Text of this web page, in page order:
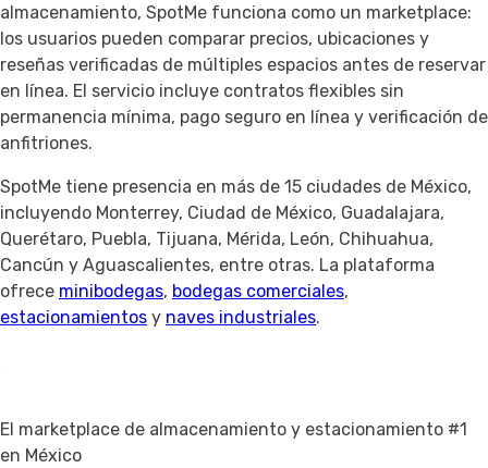
almacenamiento, SpotMe funciona como un marketplace:
los usuarios pueden comparar precios, ubicaciones y
reseñas verificadas de múltiples espacios antes de reservar
en línea. El servicio incluye contratos flexibles sin
permanencia mínima, pago seguro en línea y verificación de
anfitriones.
SpotMe tiene presencia en más de 15 ciudades de México,
incluyendo Monterrey, Ciudad de México, Guadalajara,
Querétaro, Puebla, Tijuana, Mérida, León, Chihuahua,
Cancún y Aguascalientes, entre otras. La plataforma
ofrece minibodegas, bodegas comerciales,
estacionamientos y naves industriales.
El marketplace de almacenamiento y estacionamiento #1
en México